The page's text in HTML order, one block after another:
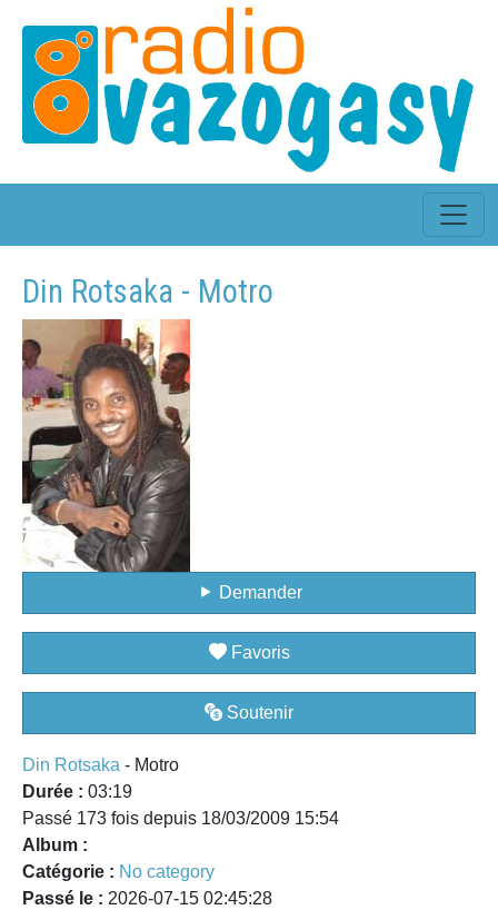
Din Rotsaka - Motro
Demander
Favoris
Soutenir
Din Rotsaka - Motro
Durée : 03:19
Passé 173 fois depuis 18/03/2009 15:54
Album :
Catégorie : No category
Passé le : 2026-07-15 02:45:28